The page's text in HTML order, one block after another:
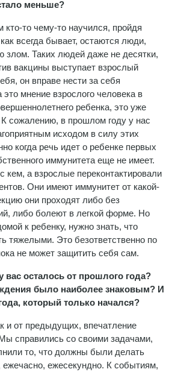
меньше?
кто-то чему-то научился, пройдя
всегда бывает, остаются люди,
злом. Таких людей даже не десятки,
вакцины выступает взрослый
он вправе нести за себя
это мнение взрослого человека в
ребенка, это уже
К сожалению, в прошлом году у нас
исходом в силу этих
когда речь идет о ребенке первых
иммунитета еще не имеет.
кем, а взрослые переконтактировали
Они имеют иммунитет от какой-
они проходят либо без
либо болеют в легкой форме. Но
к ребенку, нужно знать, что
тяжелыми. Это безответственно по
не может защитить себя сам.
вас осталось от прошлого года?
было наиболее знаковым? И
который только начался?
и от предыдущих, впечатление
справились со своими задачами,
то, что должны были делать
ежесекундно. К событиям,